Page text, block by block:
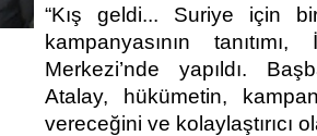
“Kış geldi... Suriye için
kampanyasının
Merkezi’nde yapıldı.
Atalay, hükümetin,
vereceğini ve kolaylaştırıcı